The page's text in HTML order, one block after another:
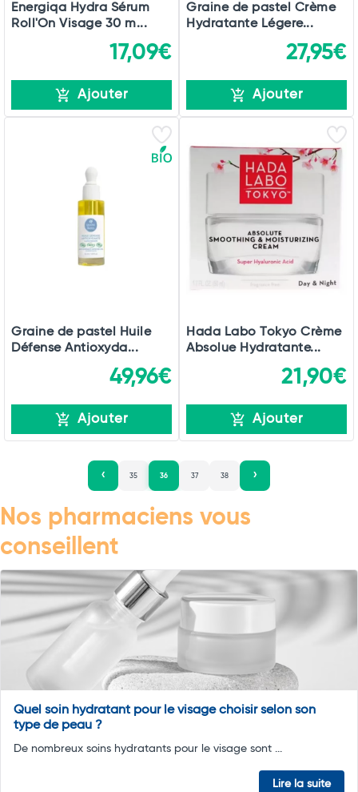
Energiqa Hydra Sérum
Roll'On Visage 30 m...
17,09€
Ajouter
Graine de pastel Crème
Hydratante Légere...
27,95€
Ajouter
Graine de pastel Huile
Défense Antioxyda...
49,96€
Ajouter
Hada Labo Tokyo Crème
Absolue Hydratante...
21,90€
Ajouter
35 36 37 38
Nos pharmaciens vous
conseillent
Quel soin hydratant pour le visage choisir selon son
type de peau ?
De nombreux soins hydratants pour le visage sont ...
Lire la suite